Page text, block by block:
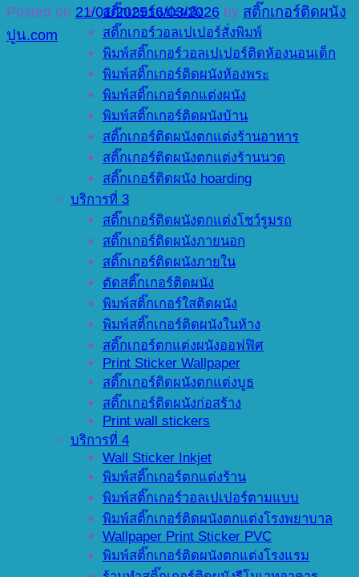
สติ๊กเกอร์แปะผนัง
สติ๊กเกอร์วอลเปเปอร์สั่งพิมพ์
พิมพ์สติ๊กเกอร์วอลเปเปอร์ติดห้องนอนเด็ก
พิมพ์สติ๊กเกอร์ติดผนังห้องพระ
พิมพ์สติ๊กเกอร์ตกแต่งผนัง
พิมพ์สติ๊กเกอร์ติดผนังบ้าน
สติ๊กเกอร์ติดผนังตกแต่งร้านอาหาร
สติ๊กเกอร์ติดผนังตกแต่งร้านนวด
สติ๊กเกอร์ติดผนัง hoarding
บริการที่ 3
สติ๊กเกอร์ติดผนังตกแต่งโชว์รูมรถ
สติ๊กเกอร์ติดผนังภายนอก
สติ๊กเกอร์ติดผนังภายใน
ตัดสติ๊กเกอร์ติดผนัง
พิมพ์สติ๊กเกอร์ใสติดผนัง
พิมพ์สติ๊กเกอร์ติดผนังในห้าง
สติ๊กเกอร์ตกแต่งผนังออฟฟิศ
Print Sticker Wallpaper
สติ๊กเกอร์ติดผนังตกแต่งบูธ
สติ๊กเกอร์ติดผนังก่อสร้าง
Print wall stickers
บริการที่ 4
Wall Sticker Inkjet
พิมพ์สติ๊กเกอร์ตกแต่งร้าน
พิมพ์สติ๊กเกอร์วอลเปเปอร์ตามแบบ
พิมพ์สติ๊กเกอร์ติดผนังตกแต่งโรงพยาบาล
Wallpaper Print Sticker PVC
พิมพ์สติ๊กเกอร์ติดผนังตกแต่งโรงแรม
Posted on 21/01/202516/03/2026 by สติ๊กเกอร์ติดผนัง
ปูน.com